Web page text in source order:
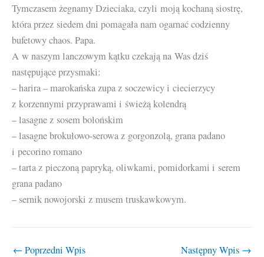
Tymczasem żegnamy Dzieciaka, czyli moją kochaną siostrę,
która przez siedem dni pomagała nam ogarnać codzienny
bufetowy chaos. Papa.
A w naszym lanczowym kątku czekają na Was dziś
następujące przysmaki:
– harira – marokańska zupa z soczewicy i ciecierzycy
z korzennymi przyprawami i świeżą kolendrą
– lasagne z sosem bolońskim
– lasagne brokułowo-serowa z gorgonzolą, grana padano
i pecorino romano
– tarta z pieczoną papryką, oliwkami, pomidorkami i serem
grana padano
– sernik nowojorski z musem truskawkowym.
← Poprzedni Wpis Następny Wpis →